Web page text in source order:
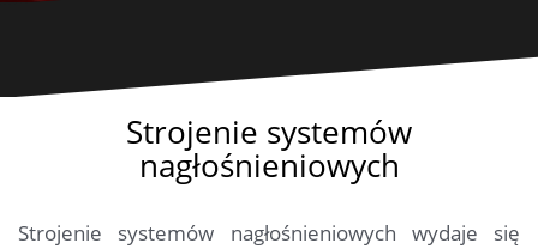
Strojenie systemów
nagłośnieniowych
Strojenie systemów nagłośnieniowych wydaje się